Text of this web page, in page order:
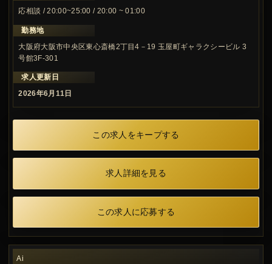
応相談 / 20:00~25:00 / 20:00 ~ 01:00
勤務地
大阪府大阪市中央区東心斎橋2丁目4－19 玉屋町ギャラクシービル 3
号館3F-301
求人更新日
2026年6月11日
この求人をキープする
求人詳細を見る
この求人に応募する
Ai